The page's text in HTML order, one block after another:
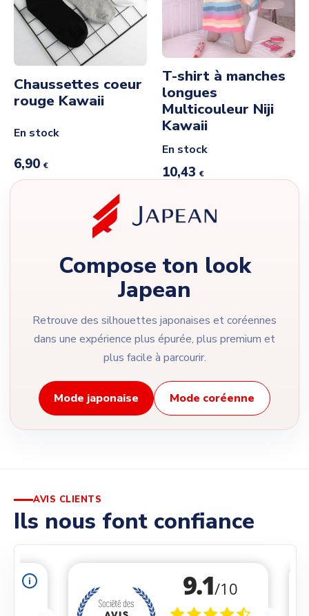
Chaussettes coeur
rouge Kawaii
En stock
6,90 €
T-shirt à manches
longues
Multicouleur Niji
Kawaii
En stock
10,43 €
Compose ton look
Japean
Retrouve des silhouettes japonaises et coréennes
dans une expérience plus épurée, plus premium et
plus facile à parcourir.
Mode japonaise Mode coréenne
AVIS CLIENTS
Ils nous font confiance